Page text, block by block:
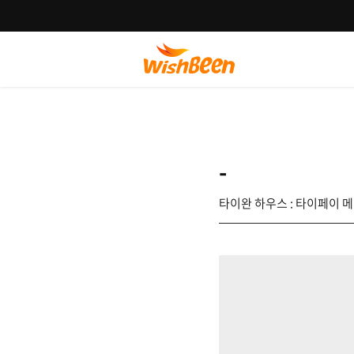
-
타이완 하우스 : 타이페이